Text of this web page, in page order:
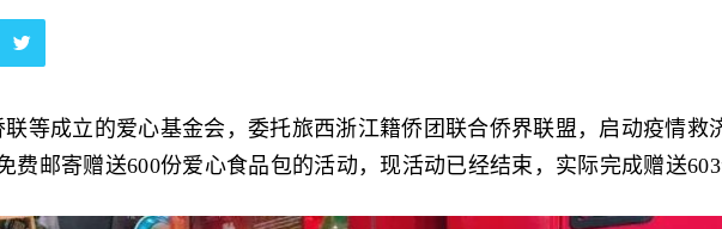
等成立的爱心基金会，委托旅西浙江籍侨团联合侨界联盟，启动疫情救
费邮寄赠送600份爱心食品包的活动，现活动已经结束，实际完成赠送603